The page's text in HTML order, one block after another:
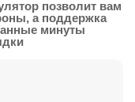
позволит вам
а поддержка
минуты